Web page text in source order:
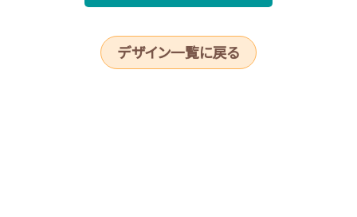
デザイン一覧に戻る